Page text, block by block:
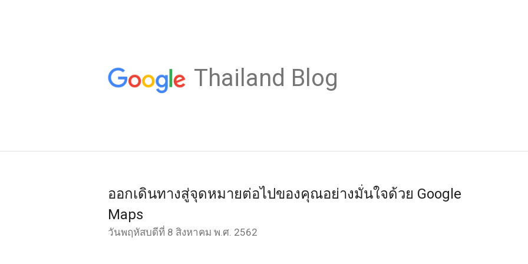
Thailand Blog
ออกเดินทางสู่จุดหมายต่อไปของคุณอย่างมั่นใจด้วย Google
Maps
วันพฤหัสบดีที่ 8 สิงหาคม พ.ศ. 2562